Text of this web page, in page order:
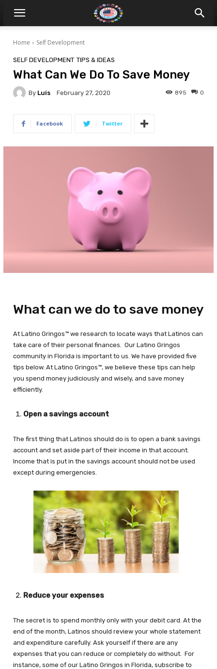
Home Self Development
SELF DEVELOPMENT TIPS & IDEAS
What Can We Do To Save Money
By Luis February 27, 2020 0
895
Facebook Twitter
What can we do to save money
At Latino Gringos™ we research to locate ways that Latinos can
take care of their personal finances. Our Latino Gringos
community in Florida is important to us. We have provided five
tips below. At Latino Gringos™, we believe these tips can help
you spend money judiciously and wisely, and save money
efficiently.
Open a savings account
The first thing that Latinos should do is to open a bank savings
account and set aside part of their income in that account.
Income that is put in the savings account should not be used
except during emergencies.
Reduce your expenses
The secret is to spend monthly only with your debit card. At the
end of the month, Latinos should review your whole statement
and expenditure carefully. Ask yourself if there are any
expenses that you can reduce or completely do without. For
instance, some of our Latino Gringos in Florida, subscribe to